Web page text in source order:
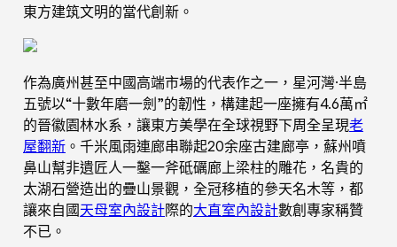
東方建筑文明的當代創新。
作為廣州甚至中國高端市場的代表作之一，星河灣·半島
五號以“十數年磨一劍”的韌性，構建起一座擁有4.6萬㎡
的晉徽園林水系，讓東方美學在全球視野下周全呈現老
屋翻新 。千米風雨連廊串聯起20余座古建廊亭，蘇州噴
鼻山幫非遺匠人一鑿一斧砥礪廊上梁柱的雕花，名貴的
太湖石營造出的疊山景觀，全冠移植的參天名木等，都
讓來自國天母室內設計際的大直室內設計數創專家稱贊
不已。